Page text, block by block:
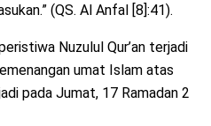
(QS. Al Anfal [8]:41).
Nuzulul Qur’an terjadi
umat Islam atas
pada Jumat, 17 Ramadan 2